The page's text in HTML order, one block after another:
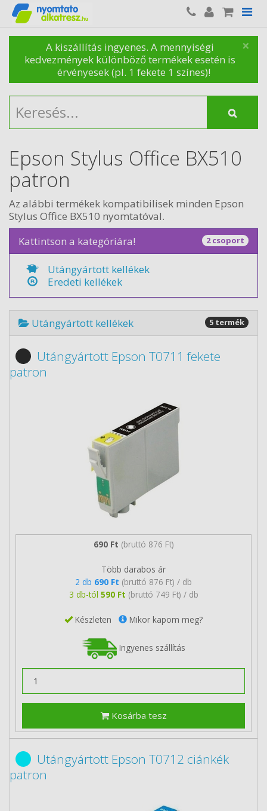
×
A kiszállítás ingyenes. A mennyiségi
kedvezmények különböző termékek esetén is
érvényesek (pl. 1 fekete 1 színes)!
Epson Stylus Office BX510
patron
Az alábbi termékek kompatibilisek minden Epson
Stylus Office BX510 nyomtatóval.
Kattintson a kategóriára!
2 csoport
Utángyártott kellékek
Eredeti kellékek
Utángyártott kellékek 5 termék
Utángyártott Epson T0711 fekete
patron
690 Ft (bruttó 876 Ft)
Több darabos ár
2 db 690 Ft (bruttó 876 Ft) / db
3 db-tól 590 Ft (bruttó 749 Ft) / db
Készleten Mikor kapom meg?
Ingyenes szállítás
Kosárba tesz
Utángyártott Epson T0712 ciánkék
patron